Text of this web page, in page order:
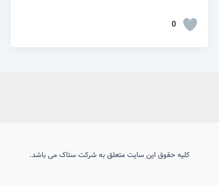
0
کلیه حقوق این سایت متعلق به شرکت ستاک می باشد.